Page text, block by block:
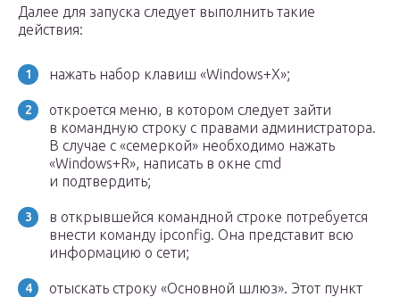
Далее для запуска следует выполнить такие
действия:
нажать набор клавиш «Windows+X»;
откроется меню, в котором следует зайти
в командную строку с правами администратора.
В случае с «семеркой» необходимо нажать
«Windows+R», написать в окне cmd
и подтвердить;
в открывшейся командной строке потребуется
внести команду ipconfig. Она представит всю
информацию о сети;
отыскать строку «Основной шлюз». Этот пункт